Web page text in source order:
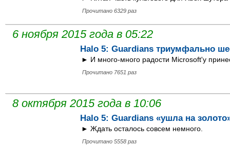
Прочитано 6329 раз
6 ноября 2015 года в 05:22
Halo 5: Guardians триумфально
► И много-много радости Microsoft'у
Прочитано 7651 раз
8 октября 2015 года в 10:06
Halo 5: Guardians «ушла на
► Ждать осталось совсем немного.
Прочитано 5558 раз